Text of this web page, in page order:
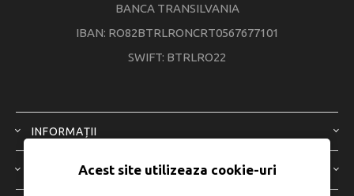
BANCA TRANSILVANIA
IBAN: RO82BTRLRONCRT0567677101
SWIFT: BTRLRO22
INFORMAȚII
SERVICIU CLIENȚI
Acest site utilizeaza cookie-uri